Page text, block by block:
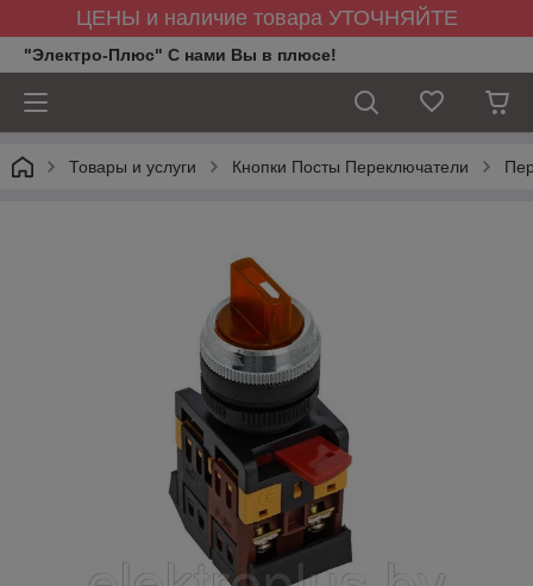
ЦЕНЫ и наличие товара УТОЧНЯЙТЕ
"Электро-Плюс" С нами Вы в плюсе!
Товары и услуги Кнопки Посты Переключатели